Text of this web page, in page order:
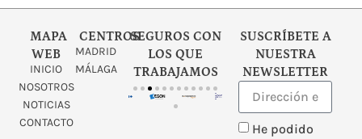
MAPA
WEB
INICIO
NOSOTROS
NOTICIAS
CONTACTO
CENTROS
MADRID
MÁLAGA
SEGUROS CON
LOS QUE
TRABAJAMOS
SUSCRÍBETE A
NUESTRA
NEWSLETTER
He podido